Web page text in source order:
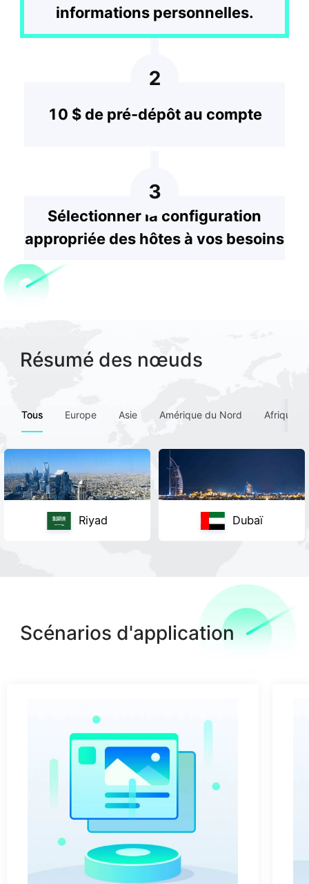
2
3
informations personnelles.
10 $ de pré-dépôt au compte
Sélectionner la configuration
appropriée des hôtes à vos besoins
Résumé des nœuds
Tous Europe Asie Amérique du Nord Afrique
Riyad Dubaï
Scénarios d'application